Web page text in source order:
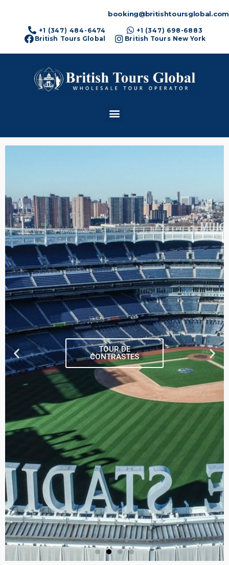
booking@britishtoursglobal.com
+1 (347) 484-6474
+1 (347) 698-6883
British Tours Global
British Tours New York
TOUR DE
CONTRASTES